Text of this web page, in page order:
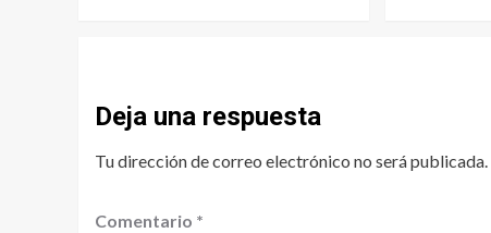
Deja una respuesta
Tu dirección de correo electrónico no será publicada.
Comentario *